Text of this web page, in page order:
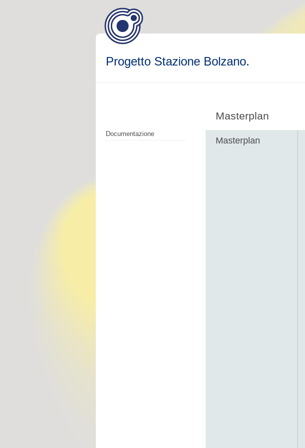
Progetto Stazione Bolzano.
Documentazione
Masterplan
Masterplan